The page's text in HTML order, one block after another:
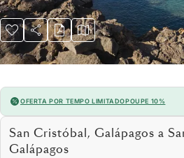
OFERTA POR TEMPO LIMITADOPOUPE 10%
San Cristóbal, Galápagos a
Galápagos